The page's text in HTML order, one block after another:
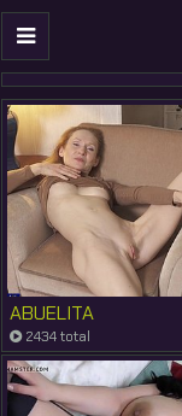
ABUELITA
2434 total